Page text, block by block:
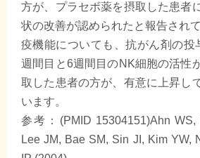
方が、プラセボ薬を摂取した患者
状の改善が認められたと報告され
疫機能についても、抗がん剤の投
週間目と6週間目のNK細胞の活性
取した患者の方が、有意に上昇し
います。
参考：(PMID 15304151)Ahn WS,
Lee JM, Bae SM, Sin JI, Kim YW,